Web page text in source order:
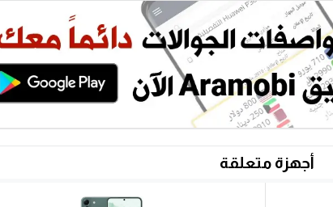
أجهزة متعلقة